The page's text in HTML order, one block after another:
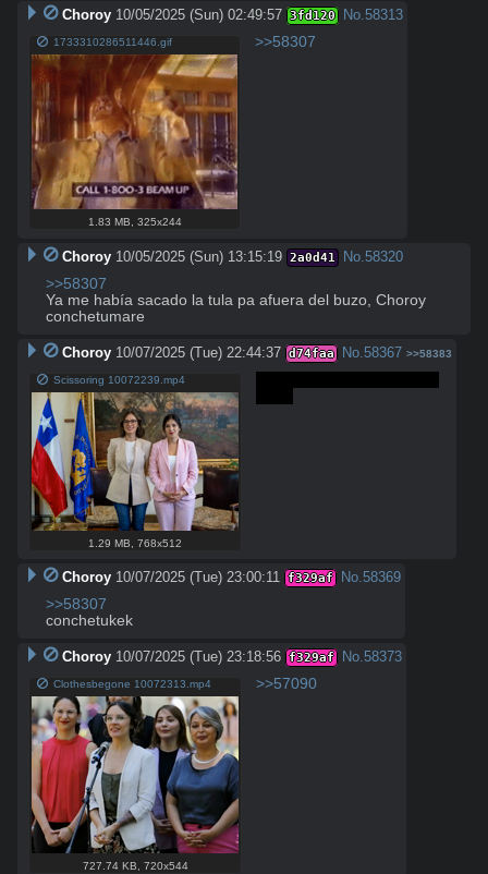
Choroy 10/05/2025 (Sun) 02:49:57 3fd120 No.58313
1733310286511446.gif
1.83 MB, 325x244
>>58307
Choroy 10/05/2025 (Sun) 13:15:19 2a0d41 No. 58320
>>58307
Ya me había sacado la tula pa afuera del buzo, Choroy
conchetumare
Choroy 10/07/2025 (Tue) 22:44:37 d74faa No. 58367 >>58383
Scissoring 10072239.mp4
1.29 MB ,768x512
Choroy 10/07/2025 (Tue) 23:00:11 f329af No.58369
>>58307
conchetukek
Choroy 10/07/2025 (Tue) 23:18:56 f329af No.58373
Clothesbegone 10072313.mp4
727.74 KB 720x544
>>57090